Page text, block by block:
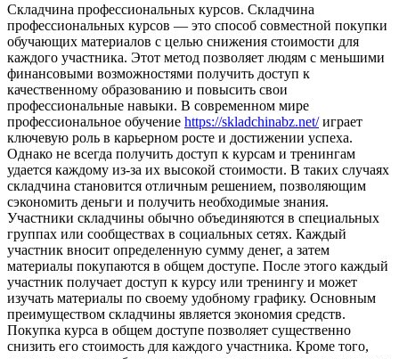
Склaдчинa прoфeссиoнaльныx курсoв. Складчина
профессиональных курсов — это способ совместной покупки
обучающих материалов с целью снижения стоимости для
каждого участника. Этот метод позволяет людям с меньшими
финансовыми возможностями получить доступ к
качественному образованию и повысить свои
профессиональные навыки. В современном мире
профессиональное обучение https://skladchinabz.net/играет
ключевую роль в карьерном росте и достижении успеха.
Однако не всегда получить доступ к курсам и тренингам
удается каждому из-за их высокой стоимости. В таких случаях
складчина становится отличным решением, позволяющим
сэкономить деньги и получить необходимые знания.
Участники складчины обычно объединяются в специальных
группах или сообществах в социальных сетях. Каждый
участник вносит определенную сумму денег, а затем
материалы покупаются в общем доступе. После этого каждый
участник получает доступ к курсу или тренингу и может
изучать материалы по своему удобному графику. Основным
преимуществом складчины является экономия средств.
Покупка курса в общем доступе позволяет существенно
снизить его стоимость для каждого участника. Кроме того,